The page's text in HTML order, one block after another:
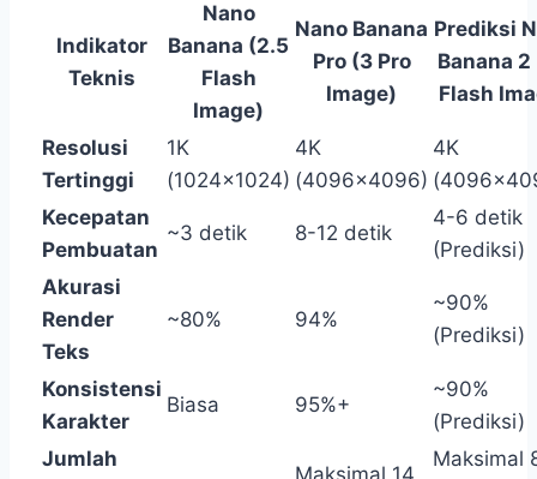
Indikator
Teknis
Nano
Banana (2.5
Flash
Image)
Nano Banana
Pro (3 Pro
Image)
Prediksi
Banana 2
Flash
Resolusi
Tertinggi
1K
(1024×1024)
4K
(4096×4096)
4K
Kecepatan
Pembuatan
~3 detik 8-12 detik
4-6 detik
(Prediksi)
Akurasi
Render
Teks
~80% 94%
~90%
(Prediksi)
Konsistensi
Karakter
Biasa 95%+
~90%
(Prediksi)
Jumlah
Maksimal